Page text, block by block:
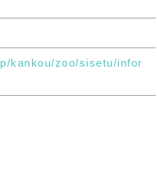
kankou/zoo/sisetu/infor